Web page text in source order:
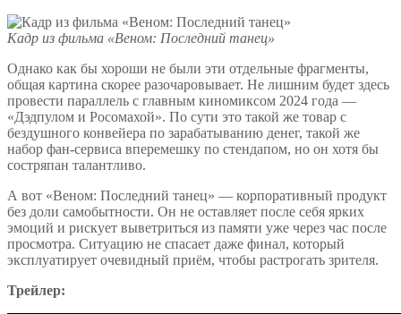
Кадр из фильма «Веном: Последний танец»
Однако как бы хороши не были эти отдельные фрагменты,
общая картина скорее разочаровывает. Не лишним будет здесь
провести параллель с главным киномиксом 2024 года —
«Дэдпулом и Росомахой». По сути это такой же товар с
бездушного конвейера по зарабатыванию денег, такой же
набор фан-сервиса вперемешку по стендапом, но он хотя бы
состряпан талантливо.
А вот «Веном: Последний танец» — корпоративный продукт
без доли самобытности. Он не оставляет после себя ярких
эмоций и рискует выветриться из памяти уже через час после
просмотра. Ситуацию не спасает даже финал, который
эксплуатирует очевидный приём, чтобы растрогать зрителя.
Трейлер: